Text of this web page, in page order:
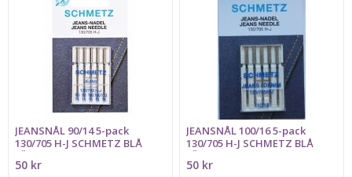
JEANSNÅL 90/14 5-pack
130/705 H-J SCHMETZ BLÅ
FÄRGMARKERING
50 kr
JEANSNÅL 100/16 5-pack
130/705 H-J SCHMETZ BLÅ
FÄRGMARKERING
50 kr